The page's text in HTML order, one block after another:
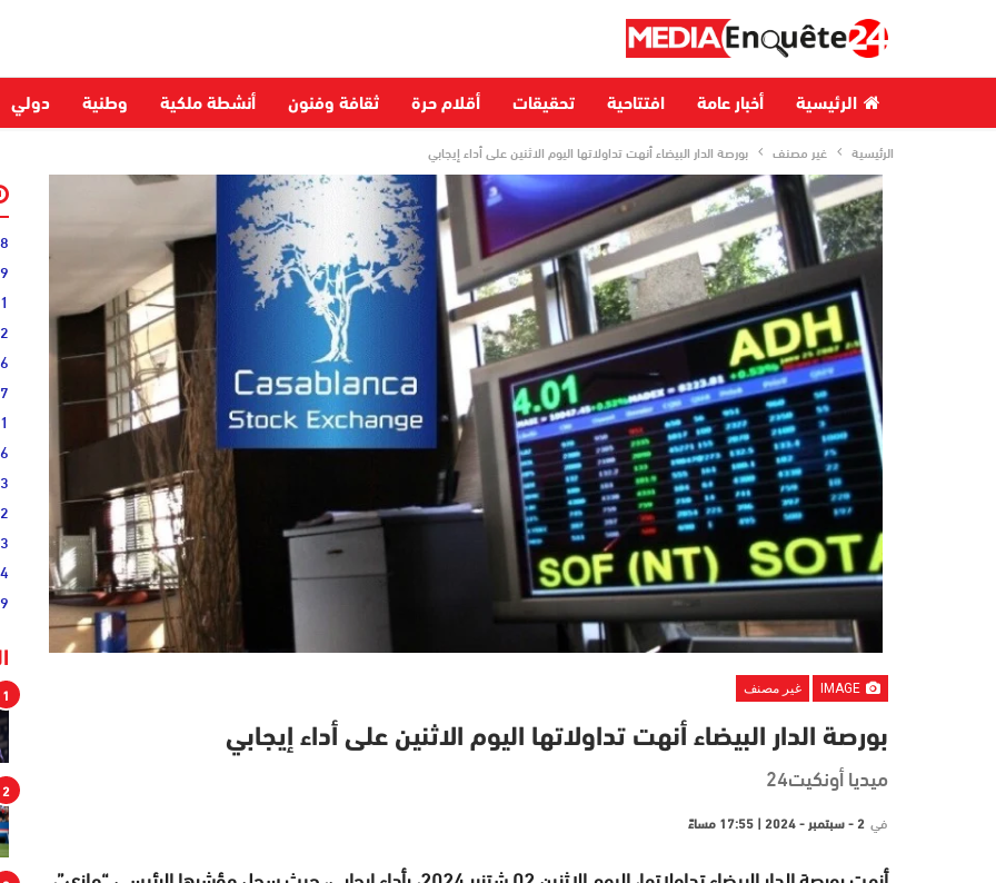
الرئيسية أخبار عامة افتتاحية تحقيقات أقلام حرة ثقافة وفنون أنشطة ملكية وطنية دولي
الرئيسية غير مصنف بورصة الدار البيضاء أنهت تداولاتها اليوم الاثنين على أداء إيجابي
غير مصنف
بورصة الدار البيضاء أنهت تداولاتها اليوم الاثنين على أداء إيجابي
ميديا أونكيت24
في 2 - سبتمبر - 2024 | 17:55 مساءً
1
2